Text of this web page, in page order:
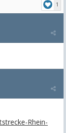
1
Rhein-